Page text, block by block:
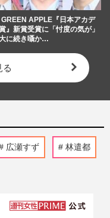
GREEN APPLE『日本アカデ
』新賞受賞に「忖度の気が」
に続き囁か…
る
広瀬すず 林遣都